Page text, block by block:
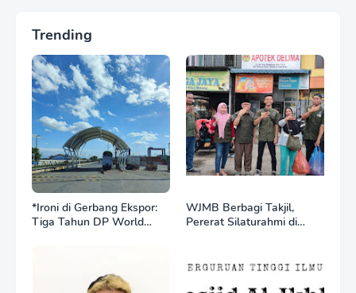
Trending
*Ironi di Gerbang Ekspor:
Tiga Tahun DP World
di Bawah Sektor
WJMB Berbagi Takjil,
Pererat Silaturahmi di